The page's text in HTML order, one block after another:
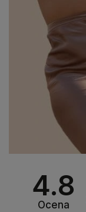
4.8
Ocena